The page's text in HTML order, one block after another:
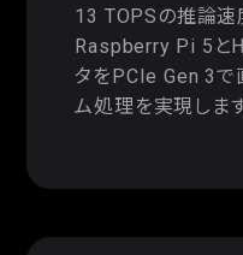
13 TOPSの推論速
Raspberry Pi 5と
タをPCIe Gen 3で
ム処理を実現します